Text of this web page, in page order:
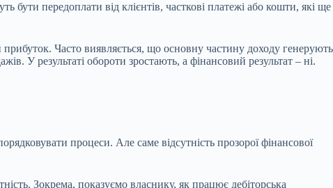
передоплати від клієнтів, часткові платежі або кошти, які ще
Часто виявляється, що основну частину доходу генерують
У результаті обороти зростають, а фінансовий результат – ні.
процеси. Але саме відсутність прозорої фінансової
Зокрема, показуємо власнику, як працює дебіторська